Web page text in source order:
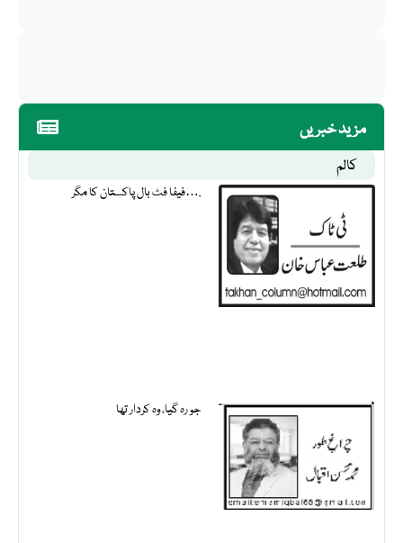
مزید خبریں
کالم
فیفا فٹ بال پاکستان کا مگر….
جو رہ گیا، وہ کردار تھا